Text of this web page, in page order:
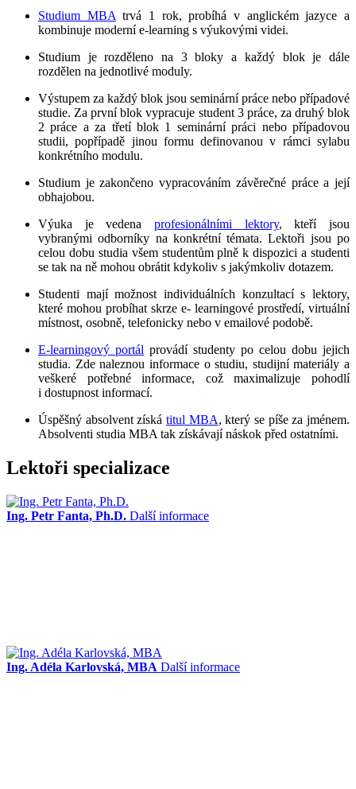
Studium MBA trvá 1 rok, probíhá v anglickém jazyce a
kombinuje moderní e-learning s výukovými videi.
Studium je rozděleno na 3 bloky a každý blok je dále
rozdělen na jednotlivé moduly.
Výstupem za každý blok jsou seminární práce nebo případové
studie. Za první blok vypracuje student 3 práce, za druhý blok
2 práce a za třetí blok 1 seminární práci nebo případovou
studii, popřípadě jinou formu definovanou v rámci sylabu
konkrétního modulu.
Studium je zakončeno vypracováním závěrečné práce a její
obhajobou.
Výuka je vedena profesionálními lektory, kteří jsou
vybranými odborníky na konkrétní témata. Lektoři jsou po
celou dobu studia všem studentům plně k dispozici a studenti
se tak na ně mohou obrátit kdykoliv s jakýmkoliv dotazem.
Studenti mají možnost individuálních konzultací s lektory,
které mohou probíhat skrze e- learningové prostředí, virtuální
místnost, osobně, telefonicky nebo v emailové podobě.
E-learningový portál provádí studenty po celou dobu jejich
studia. Zde naleznou informace o studiu, studijní materiály a
veškeré potřebné informace, což maximalizuje pohodlí
i dostupnost informací.
Úspěšný absolvent získá titul MBA, který se píše za jménem.
Absolventi studia MBA tak získávají náskok před ostatními.
Lektoři specializace
Ing. Petr Fanta, Ph.D. Další informace
Ing. Adéla Karlovská, MBA Další informace